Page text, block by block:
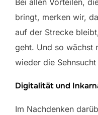
bringt, merken wir,
auf der Strecke
geht. Und so wächst
wieder die
Digitalität und
Im Nachdenken